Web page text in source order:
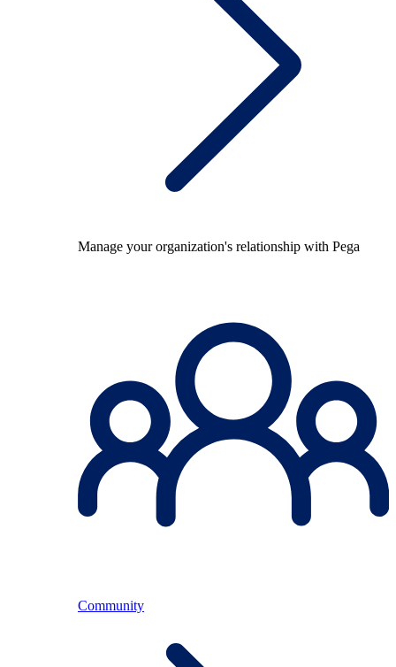
Manage your organization's relationship with Pega
Community